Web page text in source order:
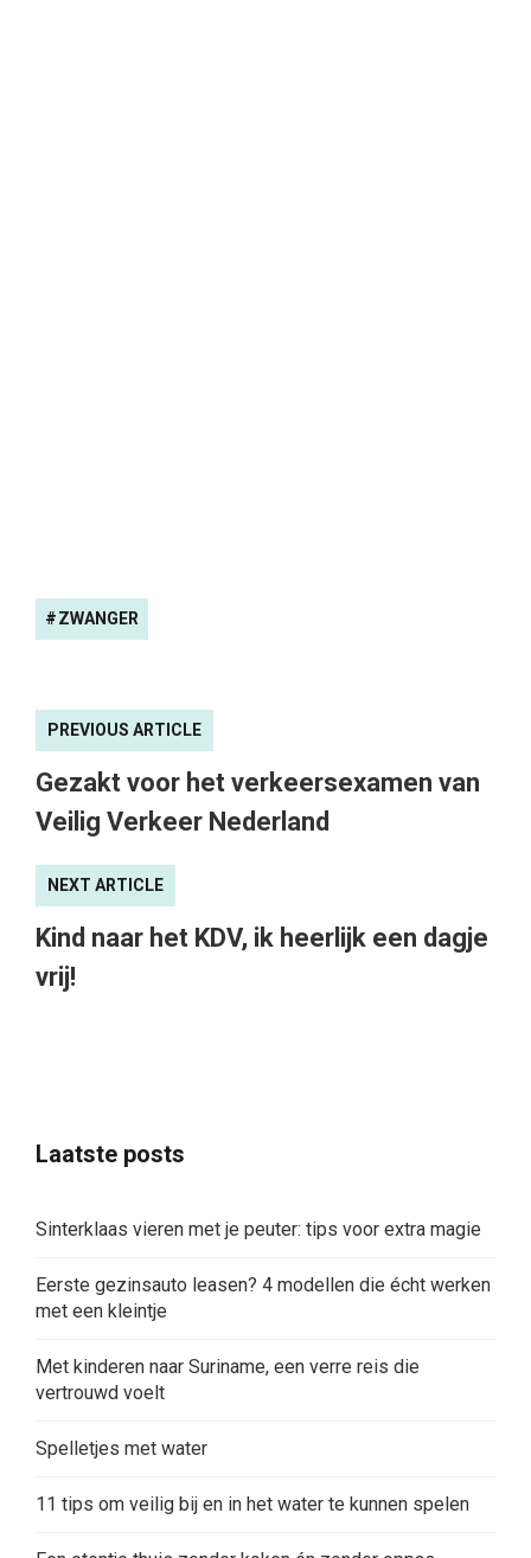
ZWANGER
PREVIOUS ARTICLE
Gezakt voor het verkeersexamen van
Veilig Verkeer Nederland
NEXT ARTICLE
Kind naar het KDV, ik heerlijk een dagje
vrij!
Laatste posts
Sinterklaas vieren met je peuter: tips voor extra magie
Eerste gezinsauto leasen? 4 modellen die écht werken
met een kleintje
Met kinderen naar Suriname, een verre reis die
vertrouwd voelt
Spelletjes met water
11 tips om veilig bij en in het water te kunnen spelen